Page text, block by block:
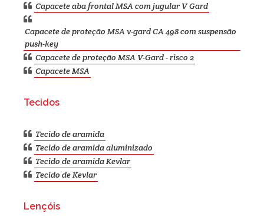
Capacete aba frontal MSA com jugular V Gard
Capacete de proteção MSA v-gard CA 498 com suspensão
push-key
Capacete de proteção MSA V-Gard - risco 2
Capacete MSA
Tecidos
Tecido de aramida
Tecido de aramida aluminizado
Tecido de aramida Kevlar
Tecido de Kevlar
Lençóis